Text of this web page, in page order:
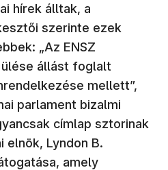
hírek álltak, a
szerinte ezek
„Az ENSZ
állást foglalt
mellett”,
parlament bizalmi
címlap sztorinak
elnök, Lyndon B.
amely